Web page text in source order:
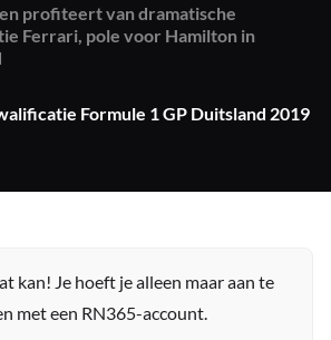
profiteert van dramatische
Ferrari, pole voor Hamilton in
Formule 1 GP Duitsland 2019
kan! Je hoeft je alleen maar aan te
met een RN365-account.